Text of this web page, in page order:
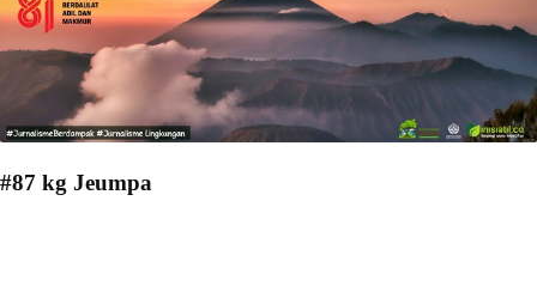
#87 kg Jeumpa